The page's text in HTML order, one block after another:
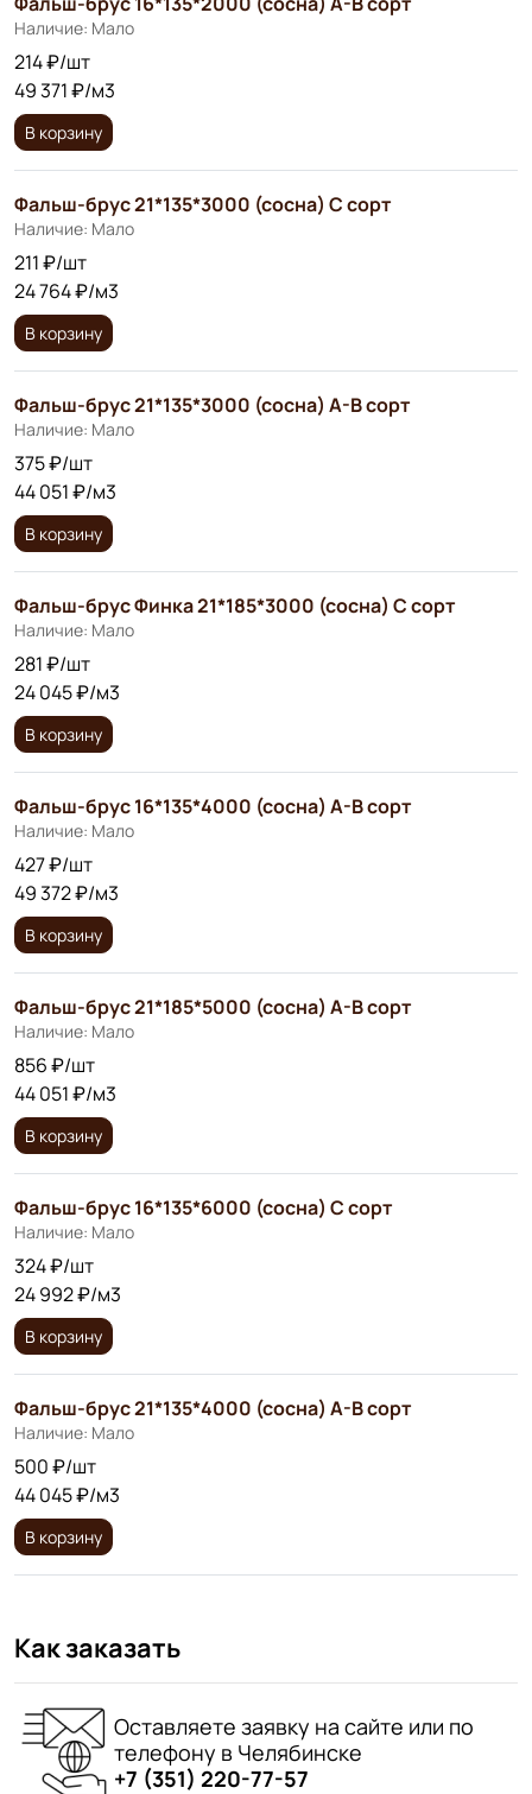
Наличие: Мало
214 ₽/шт
49 371 ₽/м3
В корзину
Фальш-брус 21*135*3000 (сосна) С сорт
Наличие: Мало
211 ₽/шт
24 764 ₽/м3
В корзину
Фальш-брус 21*135*3000 (сосна) А-В сорт
Наличие: Мало
375 ₽/шт
44 051 ₽/м3
В корзину
Фальш-брус Финка 21*185*3000 (сосна) С сорт
Наличие: Мало
281 ₽/шт
24 045 ₽/м3
В корзину
Фальш-брус 16*135*4000 (сосна) A-B сорт
Наличие: Мало
427 ₽/шт
49 372 ₽/м3
В корзину
Фальш-брус 21*185*5000 (сосна) А-В сорт
Наличие: Мало
856 ₽/шт
44 051 ₽/м3
В корзину
Фальш-брус 16*135*6000 (сосна) C сорт
Наличие: Мало
324 ₽/шт
24 992 ₽/м3
В корзину
Фальш-брус 21*135*4000 (сосна) А-В сорт
Наличие: Мало
500 ₽/шт
44 045 ₽/м3
В корзину
Как заказать
Оставляете заявку на сайте или по
телефону в Челябинске
+7 (351) 220-77-57